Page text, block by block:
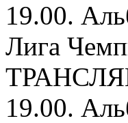
19.00.
Лига
19.00.